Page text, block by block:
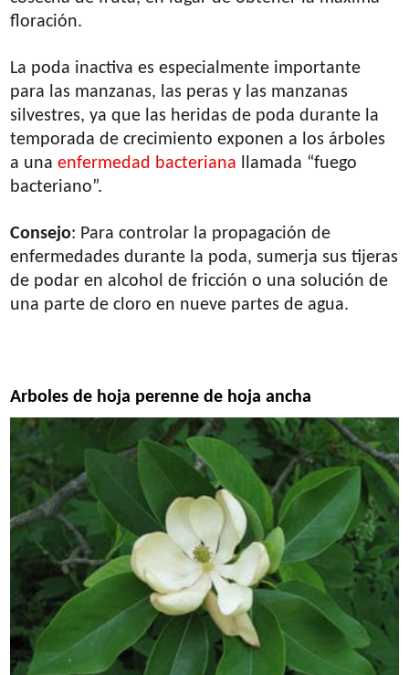
floración.
La poda inactiva es especialmente importante
para las manzanas, las peras y las manzanas
silvestres, ya que las heridas de poda durante la
temporada de crecimiento exponen a los árboles
a unaenfermedad bacteriana llamada “fuego
bacteriano”.
Consejo: Para controlar la propagación de
enfermedades durante la poda, sumerja sus tijeras
de podar en alcohol de fricción o una solución de
una parte de cloro en nueve partes de agua.
Arboles de hoja perenne de hoja ancha